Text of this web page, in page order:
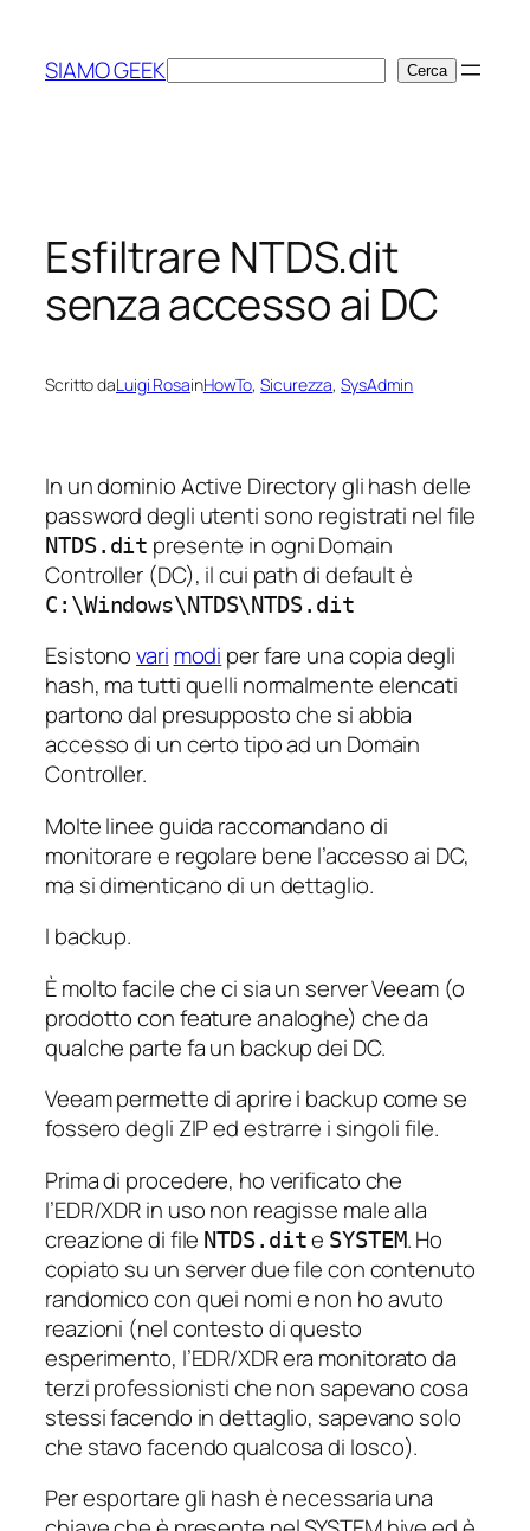
contenuto
SIAMO GEEKCerca Cerca
Esfiltrare NTDS.dit
senza accesso ai DC
Scritto daLuigi RosainHowTo, Sicurezza, SysAdmin
In un dominio Active Directory gli hash delle
password degli utenti sono registrati nel file
NTDS.dit presente in ogni Domain
Controller (DC), il cui path di default è
C:\Windows\NTDS\NTDS.dit
Esistonovari modi per fare una copia degli
hash, ma tutti quelli normalmente elencati
partono dal presupposto che si abbia
accesso di un certo tipo ad un Domain
Controller.
Molte linee guida raccomandano di
monitorare e regolare bene l’accesso ai DC,
ma si dimenticano di un dettaglio.
I backup.
È molto facile che ci sia un server Veeam (o
prodotto con feature analoghe) che da
qualche parte fa un backup dei DC.
Veeam permette di aprire i backup come se
fossero degli ZIP ed estrarre i singoli file.
Prima di procedere, ho verificato che
l’EDR/XDR in uso non reagisse male alla
creazione di file NTDS.dite SYSTEM. Ho
copiato su un server due file con contenuto
randomico con quei nomi e non ho avuto
reazioni (nel contesto di questo
esperimento, l’EDR/XDR era monitorato da
terzi professionisti che non sapevano cosa
stessi facendo in dettaglio, sapevano solo
che stavo facendo qualcosa di losco).
Per esportare gli hash è necessaria una